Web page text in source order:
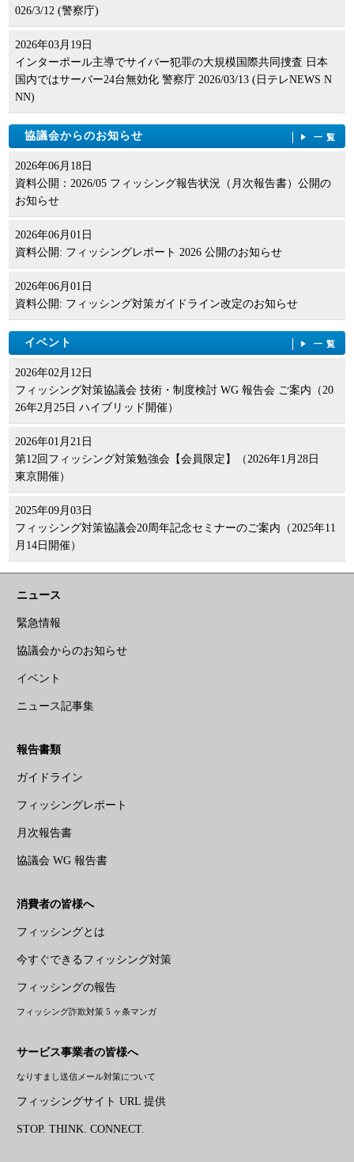
026/3/12 (警察庁)
2026年03月19日
インターポール主導でサイバー犯罪の大規模国際共同捜査 日本
国内ではサーバー24台無効化 警察庁 2026/03/13 (日テレNEWS N
NN)
協議会からのお知らせ 一覧
2026年06月18日
資料公開：2026/05 フィッシング報告状況（月次報告書）公開の
お知らせ
2026年06月01日
資料公開: フィッシングレポート 2026 公開のお知らせ
2026年06月01日
資料公開: フィッシング対策ガイドライン改定のお知らせ
イベント 一覧
2026年02月12日
フィッシング対策協議会 技術・制度検討 WG 報告会 ご案内（20
26年2月25日 ハイブリッド開催）
2026年01月21日
第12回フィッシング対策勉強会【会員限定】（2026年1月28日
東京開催）
2025年09月03日
フィッシング対策協議会20周年記念セミナーのご案内（2025年11
月14日開催）
ニュース
緊急情報
協議会からのお知らせ
イベント
ニュース記事集
報告書類
ガイドライン
フィッシングレポート
月次報告書
協議会 WG 報告書
消費者の皆様へ
フィッシングとは
今すぐできるフィッシング対策
フィッシングの報告
フィッシング詐欺対策 5 ヶ条マンガ
サービス事業者の皆様へ
なりすまし送信メール対策について
フィッシングサイト URL 提供
STOP. THINK. CONNECT.